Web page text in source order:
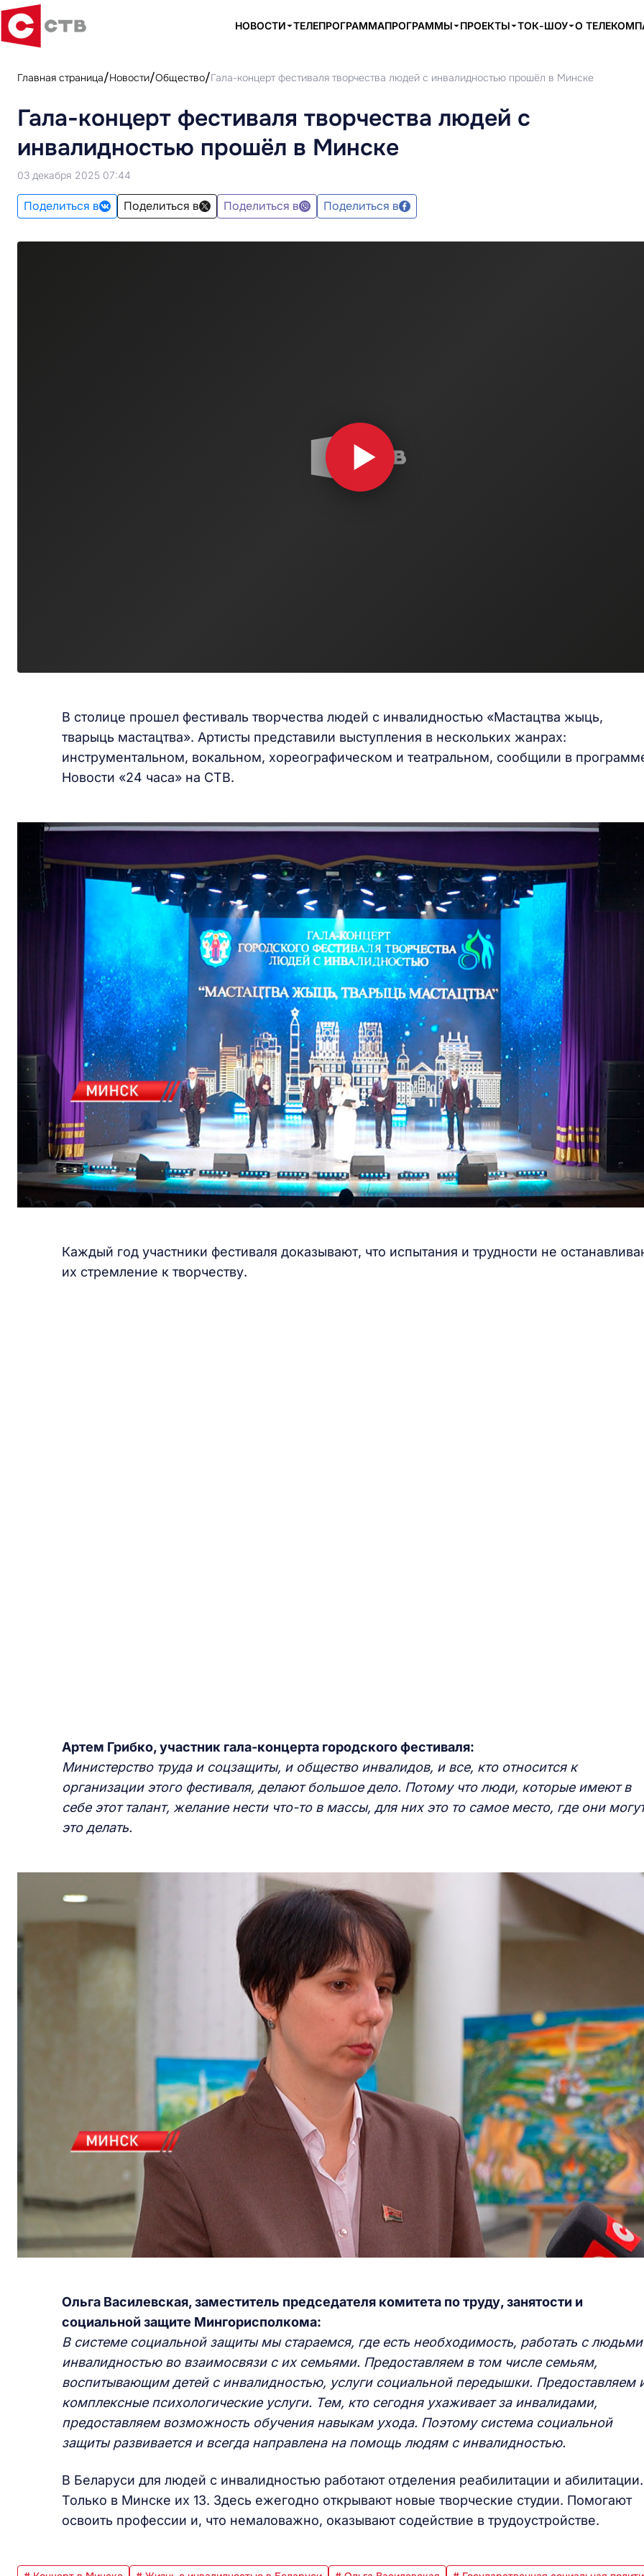
НОВОСТИ ТЕЛЕПРОГРАММАПРОГРАММЫ ПРОЕКТЫ ТОК-ШОУ О
Главная страница Новости Общество Гала-концерт фестиваля творчества людей с инвалидностью прошёл в Минске
Гала-концерт фестиваля творчества людей с
инвалидностью прошёл в Минске
03 декабря 2025 07:44
Поделиться в Поделиться в Поделиться в Поделиться в
В столице прошел фестиваль творчества людей с инвалидностью «Мастацтва жыць,
тварыць мастацтва». Артисты представили выступления в нескольких жанрах:
инструментальном, вокальном, хореографическом и театральном, сообщили в
Новости «24 часа» на СТВ.
Каждый год участники фестиваля доказывают, что испытания и трудности не
их стремление к творчеству.
Артем Грибко, участник гала-концерта городского фестиваля:
Министерство труда и соцзащиты, и общество инвалидов, и все, кто относится к
организации этого фестиваля, делают большое дело. Потому что люди, которые имеют в
себе этот талант, желание нести что-то в массы, для них это то самое место, где они
это делать.
Ольга Василевская, заместитель председателя комитета по труду, занятости и
социальной защите Мингорисполкома:
В системе социальной защиты мы стараемся, где есть необходимость, работать с
инвалидностью во взаимосвязи с их семьями. Предоставляем в том числе семьям,
воспитывающим детей с инвалидностью, услуги социальной передышки. Предоставляем
комплексные психологические услуги. Тем, кто сегодня ухаживает за инвалидами,
предоставляем возможность обучения навыкам ухода. Поэтому система социальной
защиты развивается и всегда направлена на помощь людям с инвалидностью.
В Беларуси для людей с инвалидностью работают отделения реабилитации и абилитации.
Только в Минске их 13. Здесь ежегодно открывают новые творческие студии. Помогают
освоить профессии и, что немаловажно, оказывают содействие в трудоустройстве.